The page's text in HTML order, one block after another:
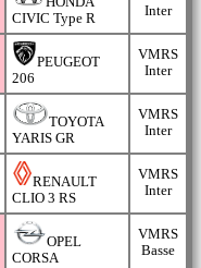
CIVIC Type R
Inter
PEUGEOT
206
VMRS
Inter
TOYOTA
YARIS GR
VMRS
Inter
RENAULT
CLIO 3 RS
VMRS
Inter
OPEL
CORSA
VMRS
Basse